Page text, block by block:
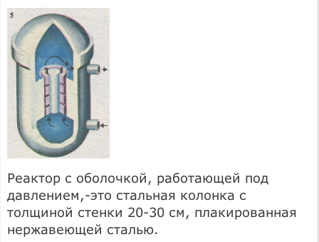
Реактор с оболочкой, работающей под
давлением,-это стальная колонка с
толщиной стенки 20-30 см, плакированная
нержавеющей сталью.